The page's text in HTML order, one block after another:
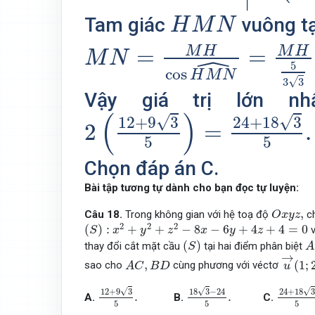
Tam giác HMN
HMN vuông
MN = MH
cos ˆ
HMN
= MH
5
3√3
MN =MHcosHMN^=M
Vậy giá trị lớn
2 ( 12+9√3
5
) = 24+18√3
5
.
2(12+935)=24 +183 5.
Chọn đáp án C.
Bài tập tương tự dành cho bạn đọc tự luyện:
Câu 18. Trong không gian với hệ toạ độ Oxyz,
Ox
(S) : x2 + y2 + z2 − 8x − 6y + 4z + 4 = 0
(S): 2+ y2+z2−8x− 6y+ 4z+4= 0
thay đổi cắt mặt cầu (S)
(S) tại hai điểm phân biệt A
A,
sao cho AC, BD
AC,B D cùng phương với véctơ
→
u (1;
u→
A. 12+9√3
5
.
12+9 3
B. 18√3−24
5
.
18 3− 24
C. 24+18√3
5
24 +183